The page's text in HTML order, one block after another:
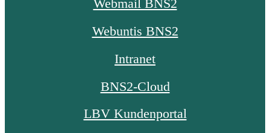
Webmail BNS2
Webuntis BNS2
Intranet
BNS2-Cloud
LBV Kundenportal